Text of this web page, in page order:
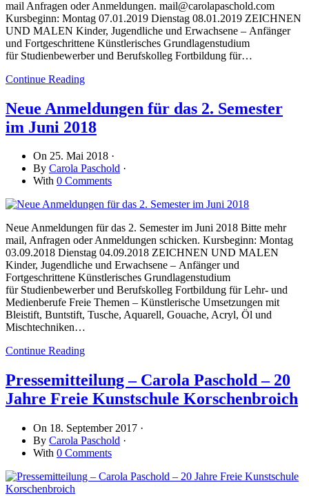
mail Anfragen oder Anmeldungen. mail@carolapaschold.com
Kursbeginn: Montag 07.01.2019 Dienstag 08.01.2019 ZEICHNEN
UND MALEN Kinder, Jugendliche und Erwachsene – Anfänger
und Fortgeschrittene Künstlerisches Grundlagenstudium
für Studienbewerber und Berufskolleg Fortbildung für…
Continue Reading
Neue Anmeldungen für das 2. Semester
im Juni 2018
On 25. Mai 2018 ·
By Carola Paschold ·
With 0 Comments
Neue Anmeldungen für das 2. Semester im Juni 2018 Bitte mehr
mail, Anfragen oder Anmeldungen schicken. Kursbeginn: Montag
03.09.2018 Dienstag 04.09.2018 ZEICHNEN UND MALEN
Kinder, Jugendliche und Erwachsene – Anfänger und
Fortgeschrittene Künstlerisches Grundlagenstudium
für Studienbewerber und Berufskolleg Fortbildung für Lehr- und
Medienberufe Freie Themen – Künstlerische Umsetzungen mit
Bleistift, Buntstift, Tusche, Aquarell, Gouache, Acryl, Öl und
Mischtechniken…
Continue Reading
Pressemitteilung – Carola Paschold – 20
Jahre Freie Kunstschule Korschenbroich
On 18. September 2017 ·
By Carola Paschold ·
With 0 Comments